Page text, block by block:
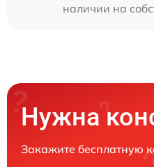
наличии на
Нужна
Закажите бесплатную